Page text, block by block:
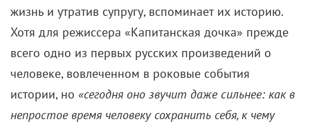
жизнь и утратив супругу, вспоминает их историю.
Хотя для режиссера «Капитанская дочка» прежде
всего одно из первых русских произведений о
человеке, вовлеченном в роковые события
истории, но «сегодня оно звучит даже сильнее: как в
непростое время человеку сохранить себя, к чему